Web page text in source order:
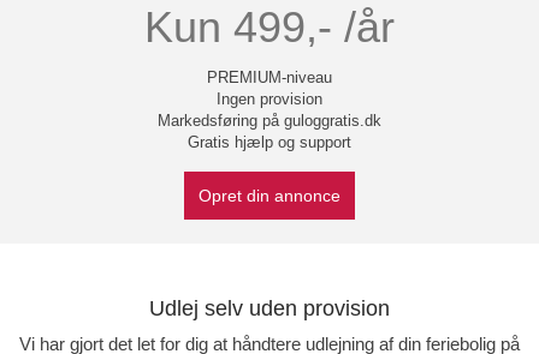
Kun 499,- /år
PREMIUM-niveau
Ingen provision
Markedsføring på guloggratis.dk
Gratis hjælp og support
Opret din annonce
Udlej selv uden provision
Vi har gjort det let for dig at håndtere udlejning af din feriebolig på